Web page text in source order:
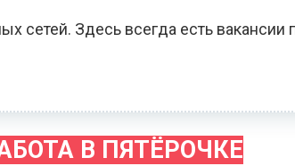
сетей. Здесь всегда есть вакансии
В ПЯТЁРОЧКЕ